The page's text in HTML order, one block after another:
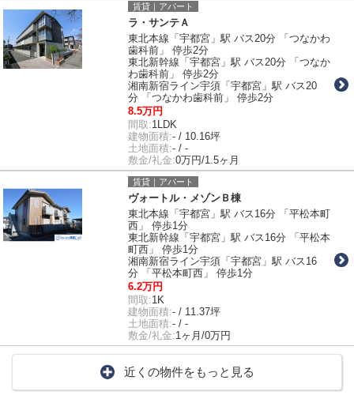
賃貸｜アパート
ラ・サンテＡ
東北本線「宇都宮」駅 バス20分 「つなかわ
歯科前」 停歩2分
東北新幹線「宇都宮」駅 バス20分 「つなか
わ歯科前」 停歩2分
湘南新宿ライン宇須「宇都宮」駅 バス20
分 「つなかわ歯科前」 停歩2分
8.5万円
間取:1LDK
建物面積:- / 10.16坪
土地面積:- / -
敷金/礼金:0万円/1.5ヶ月
賃貸｜アパート
ヴォートル・メゾンＢ棟
東北本線「宇都宮」駅 バス16分 「平松本町
西」 停歩1分
東北新幹線「宇都宮」駅 バス16分 「平松本
町西」 停歩1分
湘南新宿ライン宇須「宇都宮」駅 バス16
分 「平松本町西」 停歩1分
6.2万円
間取:1K
建物面積:- / 11.37坪
土地面積:- / -
敷金/礼金:1ヶ月/0万円
近くの物件をもっと見る